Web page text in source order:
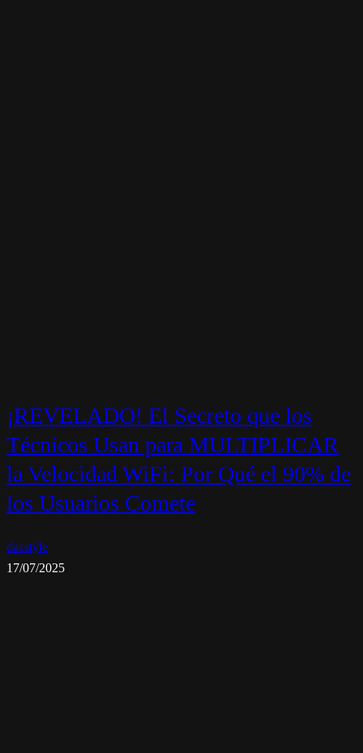
¡REVELADO! El Secreto que los
Técnicos Usan para MULTIPLICAR
la Velocidad WiFi: Por Qué el 90% de
los Usuarios Comete
dacstyle
17/07/2025